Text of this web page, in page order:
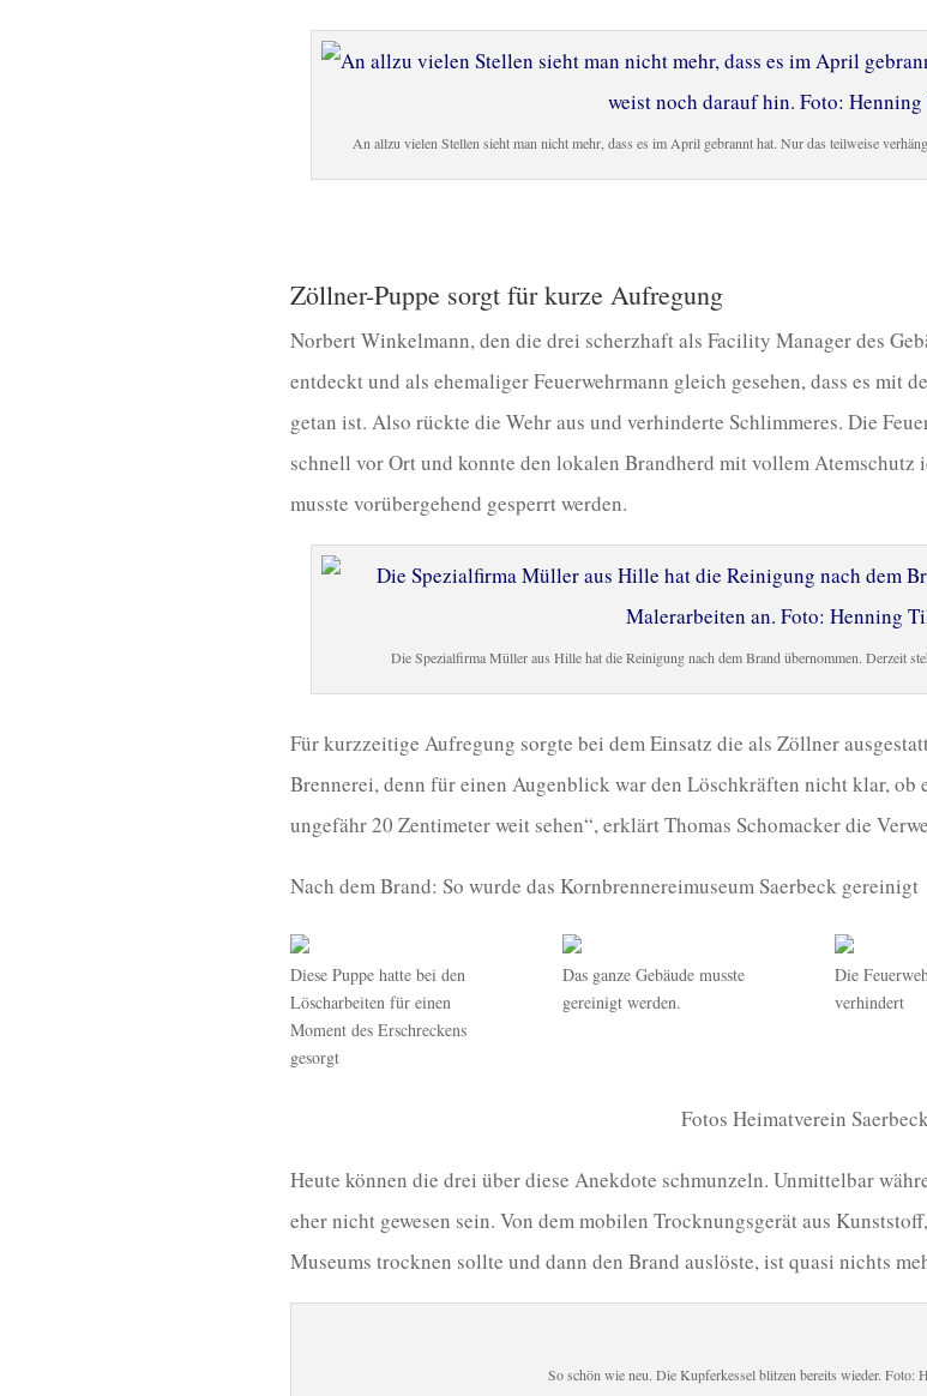
An allzu vielen Stellen sieht man nicht mehr, dass es im April gebrannt hat. Nur das teilweise
Zöllner-Puppe sorgt für kurze Aufregung
Norbert Winkelmann, den die drei scherzhaft als Facility Manager des
entdeckt und als ehemaliger Feuerwehrmann gleich gesehen, dass es mit
getan ist. Also rückte die Wehr aus und verhinderte Schlimmeres. Die
schnell vor Ort und konnte den lokalen Brandherd mit vollem Atemschutz
musste vorübergehend gesperrt werden.
Die Spezialfirma Müller aus Hille hat die Reinigung nach dem Brand übernommen. Derzeit
Für kurzzeitige Aufregung sorgte bei dem Einsatz die als Zöllner
Brennerei, denn für einen Augenblick war den Löschkräften nicht klar, ob
ungefähr 20 Zentimeter weit sehen“, erklärt Thomas Schomacker die
Nach dem Brand: So wurde das Kornbrennereimuseum Saerbeck gereinigt
Diese Puppe hatte bei den
Löscharbeiten für einen
Moment des Erschreckens
gesorgt
Das ganze Gebäude musste
gereinigt werden.
Die
verhindert
Fotos Heimatverein
Heute können die drei über diese Anekdote schmunzeln. Unmittelbar
eher nicht gewesen sein. Von dem mobilen Trocknungsgerät aus
Museums trocknen sollte und dann den Brand auslöste, ist quasi nichts
So schön wie neu. Die Kupferkessel blitzen bereits wieder. Foto: